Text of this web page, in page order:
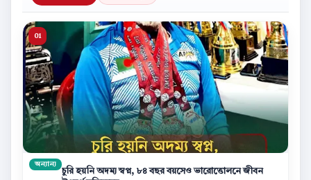
অন্যান্য
চুরি হয়নি অদম্য স্বপ্ন, ৮৪ বছর বয়সেও ভারোত্তোলনে জীবন